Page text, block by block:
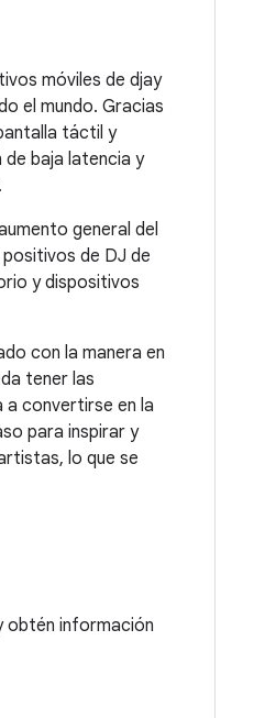
móviles de djay
el mundo. Gracias
táctil y
baja latencia y
general del
de DJ de
y dispositivos
con la manera en
tener las
a convertirse en la
para inspirar y
lo que se
obtén información